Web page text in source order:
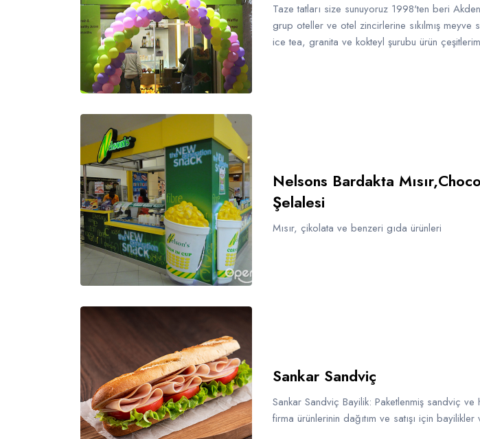
Taze tatları size sunuyoruz 1998'ten beri
grup oteller ve otel zincirlerine sıkılmış meyve
ice tea, granita ve kokteyl şurubu ürün
Nelsons Bardakta
Şelalesi
Mısır, çikolata ve benzeri gıda ürünleri
Sankar Sandviç
Sankar Sandviç Bayilik: Paketlenmiş sandviç ve
firma ürünlerinin dağıtım ve satışı için